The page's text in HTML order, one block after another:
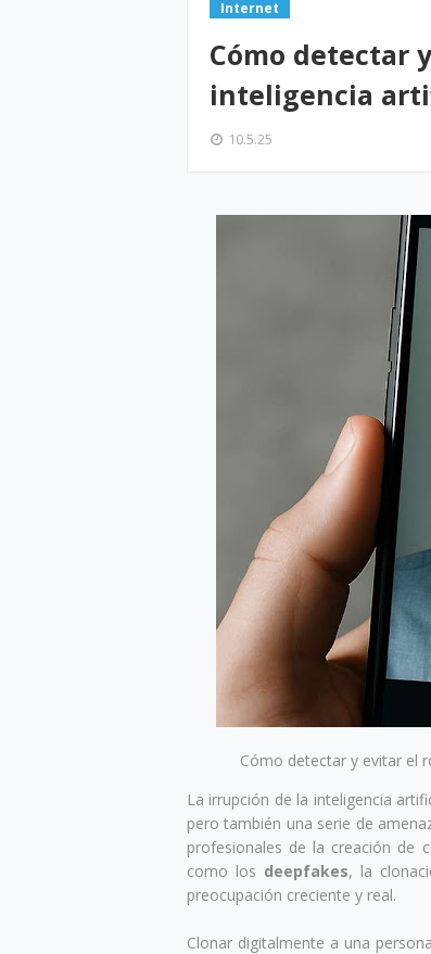
Internet
Cómo detectar
inteligencia
10.5.25
Cómo detectar y evitar el
La irrupción de la inteligencia
pero también una serie de
profesionales de la creación de
como los deepfakes, la
preocupación creciente y real.
Clonar digitalmente a una